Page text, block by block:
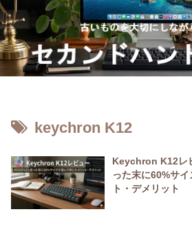
keychron K12
Keychron K12レ
った末に60%サ
ト・デメリット